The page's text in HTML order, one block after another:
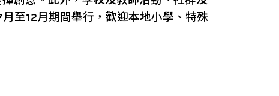
至12月期間舉行，歡迎本地小學、特殊